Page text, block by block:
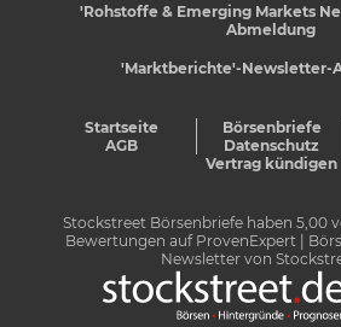
'Rohstoffe & Emerging Markets
Abmeldung
'Marktberichte'-Newsletter-
Startseite Börsenbriefe
AGB
Datenschutz
Vertrag kündigen
Stockstreet Börsenbriefe haben 5,00
Bewertungen auf ProvenExpert
|
Newsletter von